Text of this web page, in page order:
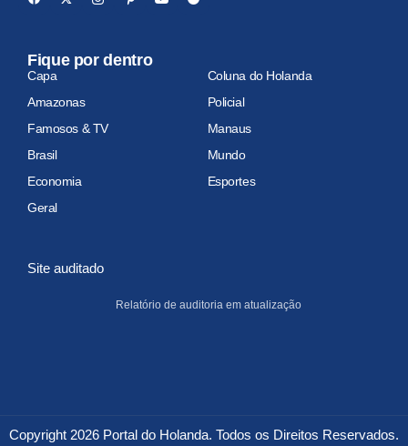
Fique por dentro
Capa
Coluna do Holanda
Amazonas
Policial
Famosos & TV
Manaus
Brasil
Mundo
Economia
Esportes
Geral
Site auditado
Relatório de auditoria em atualização
Copyright 2026 Portal do Holanda. Todos os Direitos Reservados.